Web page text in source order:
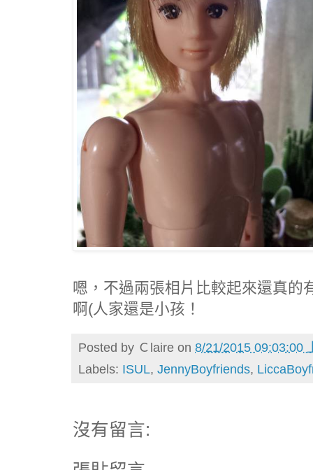
嗯，不過兩張相片比較起來還真的
啊(人家還是小孩！
Posted by Ｃlaire on 8/21/2015 09:03:00
Labels: ISUL, JennyBoyfriends,
沒有留言: